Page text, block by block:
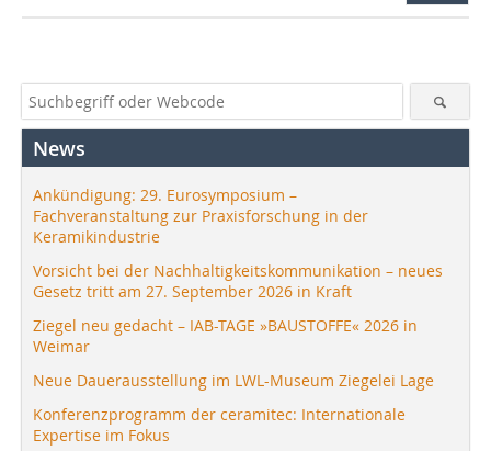
News
Ankündigung: 29. Eurosymposium –
Fachveranstaltung zur Praxisforschung in der
Keramikindustrie
Vorsicht bei der Nachhaltigkeitskommunikation – neues
Gesetz tritt am 27. September 2026 in Kraft
Ziegel neu gedacht – IAB-TAGE »BAUSTOFFE« 2026 in
Weimar
Neue Dauerausstellung im LWL-Museum Ziegelei Lage
Konferenzprogramm der ceramitec: Internationale
Expertise im Fokus